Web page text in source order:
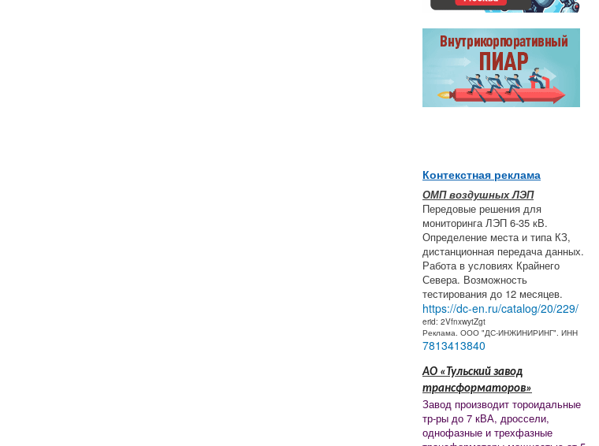
Контекстная реклама
ОМП воздушных ЛЭП
Передовые решения для
мониторинга ЛЭП 6-35 кВ.
Определение места и типа КЗ,
дистанционная передача данных.
Работа в условиях Крайнего
Севера. Возможность
тестирования до 12 месяцев.
https://dc-en.ru/catalog/20/229/
erid: 2VfnxwytZgt
Реклама. ООО "ДС-ИНЖИНИРИНГ". ИНН
7813413840
АО «Тульский завод
трансформаторов»
Завод производит тороидальные
тр-ры до 7 кВА, дроссели,
однофазные и трехфазные